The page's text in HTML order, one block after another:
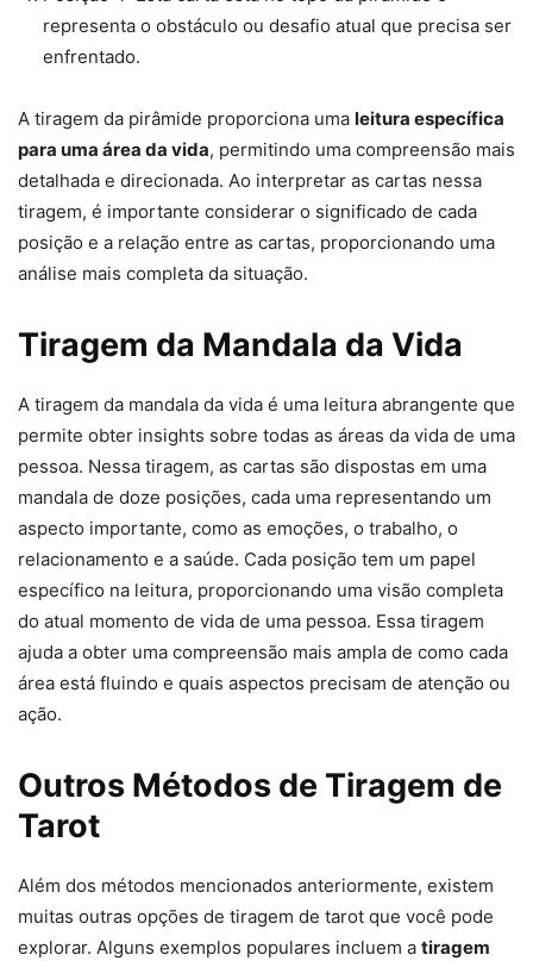
representa o obstáculo ou desafio atual que precisa ser
enfrentado.
A tiragem da pirâmide proporciona uma leitura específica
para uma área da vida, permitindo uma compreensão mais
detalhada e direcionada. Ao interpretar as cartas nessa
tiragem, é importante considerar o significado de cada
posição e a relação entre as cartas, proporcionando uma
análise mais completa da situação.
Tiragem da Mandala da Vida
A tiragem da mandala da vida é uma leitura abrangente que
permite obter insights sobre todas as áreas da vida de uma
pessoa. Nessa tiragem, as cartas são dispostas em uma
mandala de doze posições, cada uma representando um
aspecto importante, como as emoções, o trabalho, o
relacionamento e a saúde. Cada posição tem um papel
específico na leitura, proporcionando uma visão completa
do atual momento de vida de uma pessoa. Essa tiragem
ajuda a obter uma compreensão mais ampla de como cada
área está fluindo e quais aspectos precisam de atenção ou
ação.
Outros Métodos de Tiragem de
Tarot
Além dos métodos mencionados anteriormente, existem
muitas outras opções de tiragem de tarot que você pode
explorar. Alguns exemplos populares incluem a tiragem